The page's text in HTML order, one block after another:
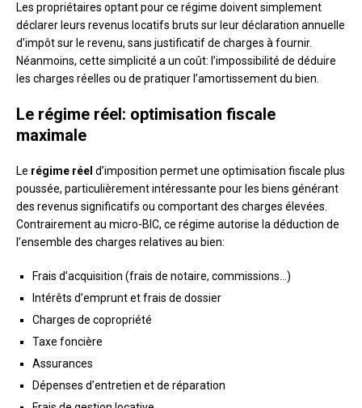
Les propriétaires optant pour ce régime doivent simplement
déclarer leurs revenus locatifs bruts sur leur déclaration annuelle
d’impôt sur le revenu, sans justificatif de charges à fournir.
Néanmoins, cette simplicité a un coût: l’impossibilité de déduire
les charges réelles ou de pratiquer l’amortissement du bien.
Le régime réel: optimisation fiscale
maximale
Le régime réel d’imposition permet une optimisation fiscale plus
poussée, particulièrement intéressante pour les biens générant
des revenus significatifs ou comportant des charges élevées.
Contrairement au micro-BIC, ce régime autorise la déduction de
l’ensemble des charges relatives au bien:
Frais d’acquisition (frais de notaire, commissions…)
Intérêts d’emprunt et frais de dossier
Charges de copropriété
Taxe foncière
Assurances
Dépenses d’entretien et de réparation